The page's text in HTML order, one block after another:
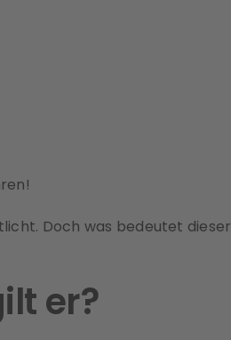
Doch was bedeutet dieser
er?